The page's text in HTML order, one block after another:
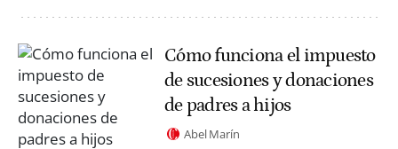
Cómo funciona el impuesto
de sucesiones y donaciones
de padres a hijos
Abel Marín